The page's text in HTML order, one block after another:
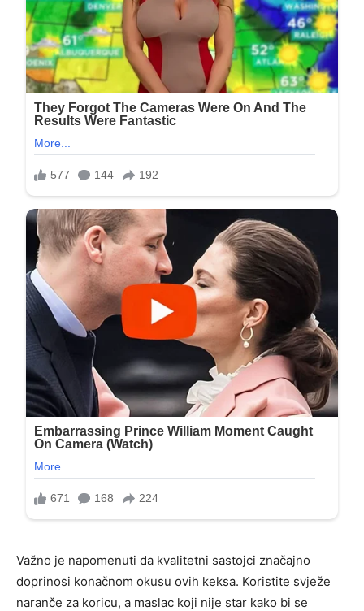
Važno je napomenuti da kvalitetni sastojci značajno
doprinosi konačnom okusu ovih keksa. Koristite svježe
naranče za koricu, a maslac koji nije star kako bi se